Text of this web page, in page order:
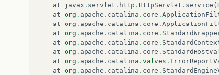
at
javax . servlet . http . HttpServlet . service (
at org . apache . catalina . core .
at org . apache . catalina . core .
at org . apache . catalina . core .
at org . apache . catalina . core .
at org . apache . catalina . core .
at org . apache . catalina . val ves .
at org . apache . catalina . core .